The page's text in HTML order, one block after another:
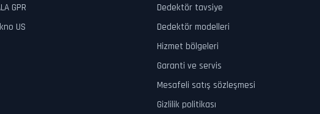
GPR
US
Dedektör tavsiye
Dedektör modelleri
Hizmet bölgeleri
Garanti ve servis
Mesafeli satış sözleşmesi
Gizlilik politikası